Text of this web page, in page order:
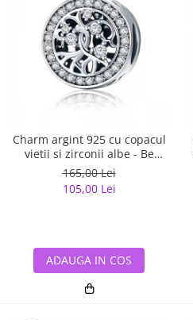
Charm argint 925 cu copacul
vietii si zirconii albe - Be
Nature PST0120
165,00 Lei
105,00 Lei
ADAUGA IN COS